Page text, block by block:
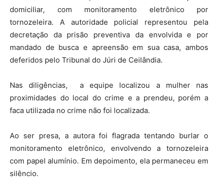
domiciliar, com monitoramento eletrônico por
tornozeleira. A autoridade policial representou pela
decretação da prisão preventiva da envolvida e por
mandado de busca e apreensão em sua casa, ambos
deferidos pelo Tribunal do Júri de Ceilândia.
Nas diligências, a equipe localizou a mulher nas
proximidades do local do crime e a prendeu, porém a
faca utilizada no crime não foi localizada.
Ao ser presa, a autora foi flagrada tentando burlar o
monitoramento eletrônico, envolvendo a tornozeleira
com papel alumínio. Em depoimento, ela permaneceu em
silêncio.